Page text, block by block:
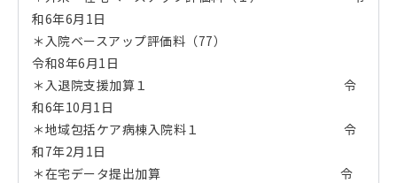
和6年6月1日
＊入院ベースアップ評価料（77）
令和8年6月1日
＊入退院支援加算１ 令
和6年10月1日
＊地域包括ケア病棟入院料１ 令
和7年2月1日
＊在宅データ提出加算 令